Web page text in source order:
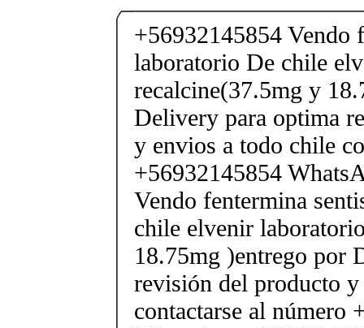
+56932145854 Vendo
laboratorio De chile
recalcine(37.5mg y
Delivery para optima
y envios a todo chile
+56932145854
Vendo fentermina
chile elvenir
18.75mg )entrego por
revisión del producto
contactarse al número